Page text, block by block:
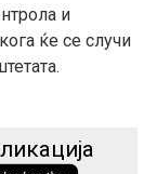
и
ќе се случи